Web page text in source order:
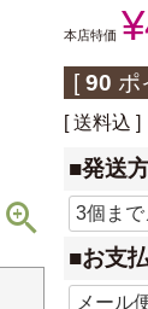
本店特価 ¥
[ 90 ポ
送料込
■発送
■お支